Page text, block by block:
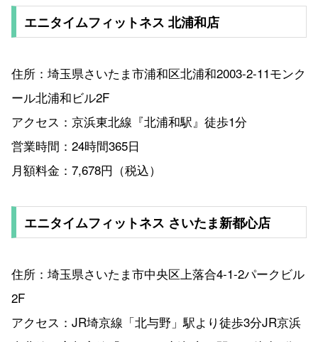
エニタイムフィットネス 北浦和店
住所：埼玉県さいたま市浦和区北浦和2003-2-11モンク
ール北浦和ビル2F
アクセス：京浜東北線『北浦和駅』徒歩1分
営業時間：24時間365日
月額料金：7,678円（税込）
エニタイムフィットネス さいたま新都心店
住所：埼玉県さいたま市中央区上落合4-1-2パークビル
2F
アクセス：JR埼京線「北与野」駅より徒歩3分JR京浜